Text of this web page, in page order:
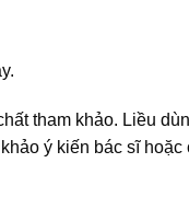
tham khảo. Liều
ý kiến bác sĩ hoặc